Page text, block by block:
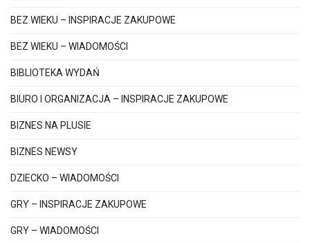
BEZ WIEKU – INSPIRACJE ZAKUPOWE
BEZ WIEKU – WIADOMOŚCI
BIBLIOTEKA WYDAŃ
BIURO I ORGANIZACJA – INSPIRACJE ZAKUPOWE
BIZNES NA PLUSIE
BIZNES NEWSY
DZIECKO – WIADOMOŚCI
GRY – INSPIRACJE ZAKUPOWE
GRY – WIADOMOŚCI